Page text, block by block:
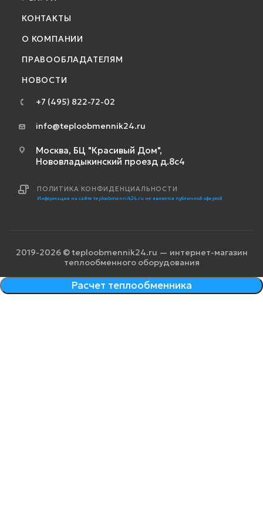
КОНТАКТЫ
О КОМПАНИИ
ПРАВООБЛАДАТЕЛЯМ
НОВОСТИ
+7 (495) 822-72-02
info@teploobmennik24.ru
Москва, БЦ "Красивый Дом",
Нововладыкинский проезд д.8с4
ПОЛИТИКА КОНФИДЕНЦИАЛЬНОСТИ
Информация на сайте teploobmennik24.ru не является публичной офертой
2019-2026 © teploobmennik24.ru — интернет-магазин
теплообменного оборудования
Расчет теплообменника